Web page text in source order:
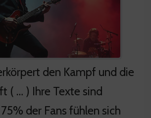
den Kampf und die
( … ) Ihre Texte sind
der Fans fühlen sich